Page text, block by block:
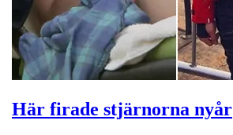
Här firade stjärnorna nyår